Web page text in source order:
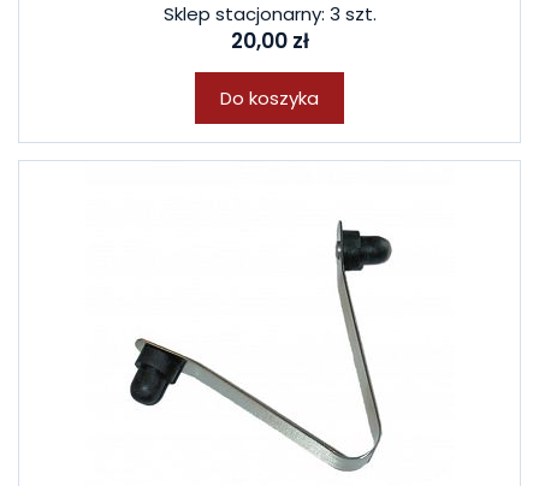
Sklep stacjonarny: 3 szt.
20,00 zł
Do koszyka